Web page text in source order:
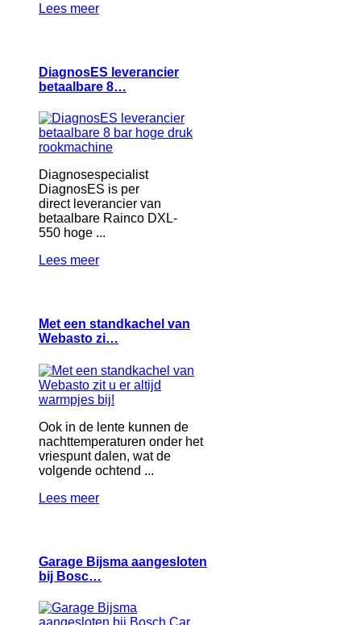
Lees meer
DiagnosES leverancier
betaalbare 8…
Diagnosespecialist
DiagnosES is per
direct leverancier van
betaalbare Rainco DXL-
550 hoge ...
Lees meer
Met een standkachel van
Webasto zi…
Ook in de lente kunnen de
nachttemperaturen onder het
vriespunt dalen, wat de
volgende ochtend ...
Lees meer
Garage Bijsma aangesloten
bij Bosc…